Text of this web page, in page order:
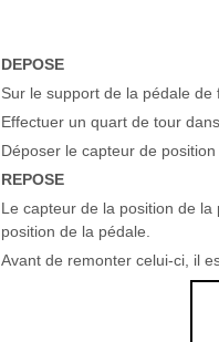
DEPOSE
Sur le support de la pédale
Effectuer un quart de tour
Déposer le capteur de position
REPOSE
Le capteur de la position de
position de la pédale.
Avant de remonter celui-ci, il